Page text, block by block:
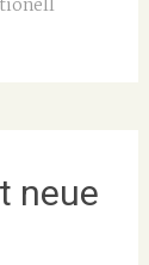
neue